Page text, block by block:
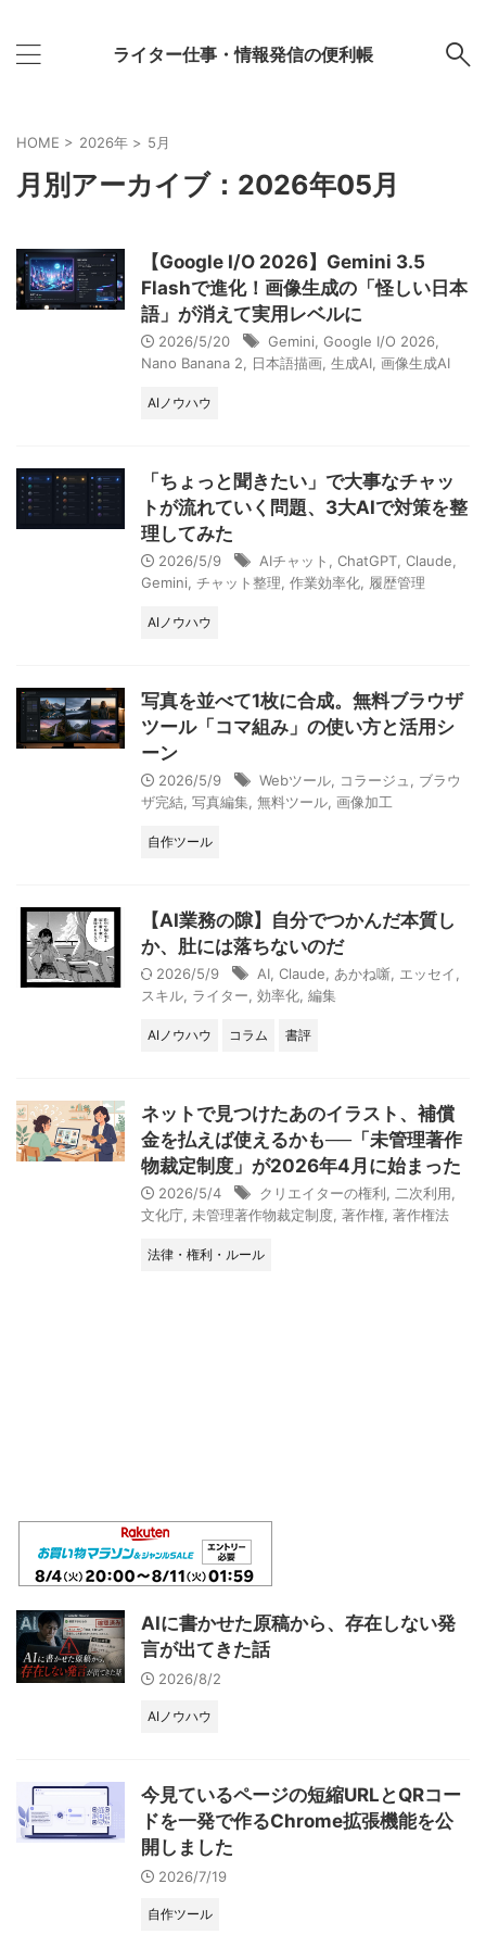
ライター仕事・情報発信の便利帳
HOME > 2026年 > 5月
月別アーカイブ：2026年05月
【Google I/O 2026】Gemini 3.5
Flashで進化！画像生成の「怪しい日本
語」が消えて実用レベルに
2026/5/20 Gemini Google I/O 2026
Nano Banana 2
日本語描画 生成AI 画像生成AI
AIノウハウ
「ちょっと聞きたい」で大事なチャッ
トが流れていく問題、3大AIで対策を整
理してみた
2026/5/9 AIチャット ChatGPT Claude
Gemini チャット整理 作業効率化 履歴管理
AIノウハウ
写真を並べて1枚に合成。無料ブラウザ
ツール「コマ組み」の使い方と活用シ
ーン
2026/5/9 Webツール コラージュ
ブラウ
ザ完結 写真編集 無料ツール 画像加工
自作ツール
【AI業務の隙】自分でつかんだ本質し
か、肚には落ちないのだ
2026/5/9 AI Claude あかね噺 エッセイ
スキル ライター 効率化 編集
AIノウハウ コラム 書評
ネットで見つけたあのイラスト、補償
金を払えば使えるかも──「未管理著作
物裁定制度」が2026年4月に始まった
2026/5/4 クリエイターの権利 二次利用
文化庁 未管理著作物裁定制度 著作権 著作権法
法律・権利・ルール
AIに書かせた原稿から、存在しない発
言が出てきた話
2026/8/2
AIノウハウ
今見ているページの短縮URLとQRコー
ドを一発で作るChrome拡張機能を公
開しました
2026/7/19
自作ツール